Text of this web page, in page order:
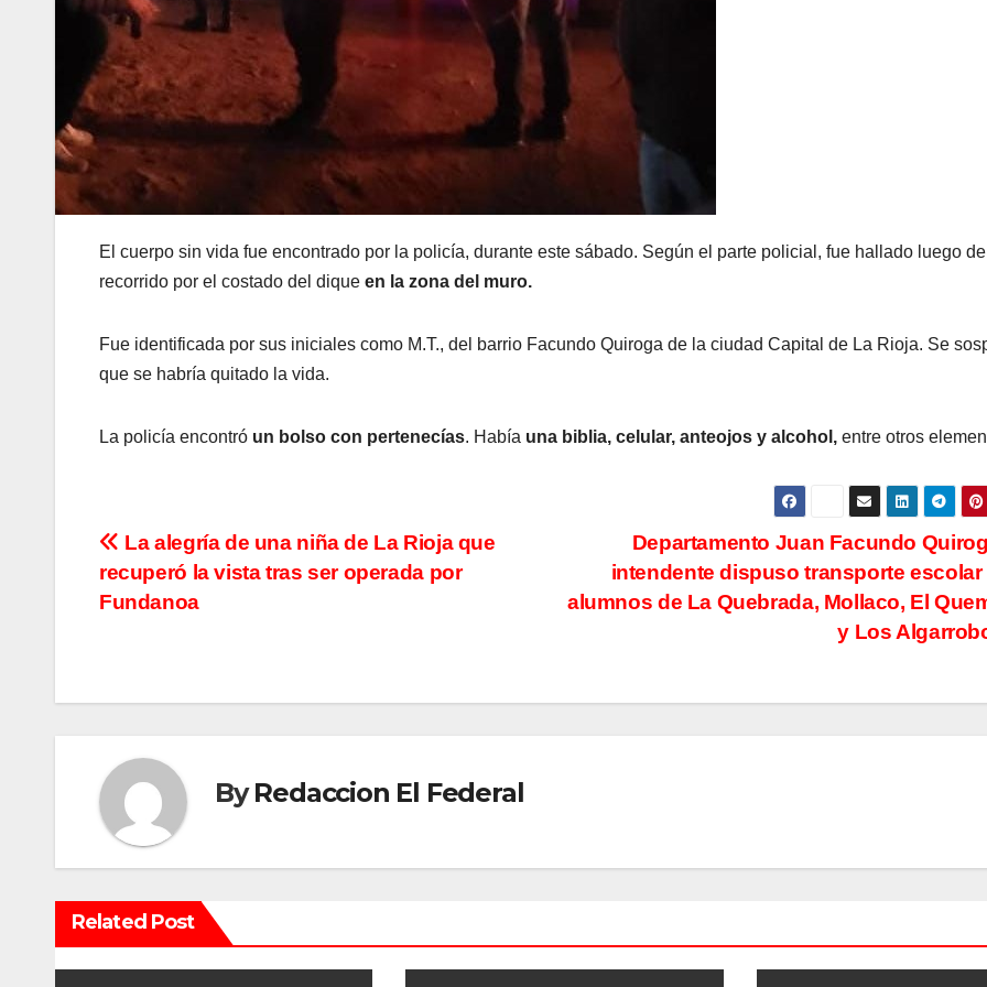
El cuerpo sin vida fue encontrado por la policía, durante este sábado. Según el parte policial, fue hallado luego
recorrido por el costado del dique en la zona del muro.
Fue identificada por sus iniciales como M.T., del barrio Facundo Quiroga de la ciudad Capital de La Rioja. Se
que se habría quitado la vida.
La policía encontró un bolso con pertenecías. Había una biblia, celular, anteojos y alcohol, entre otros
N
a
a
c
i
ó
n
Departamento Juan Facundo
intendente dispuso transporte escolar
alumnos de La Quebrada, Mollaco, El
y Los
La alegría de una niña de La Rioja que
recuperó la vista tras ser operada por
Fundanoa
ByRedaccion El Federal
Related Post